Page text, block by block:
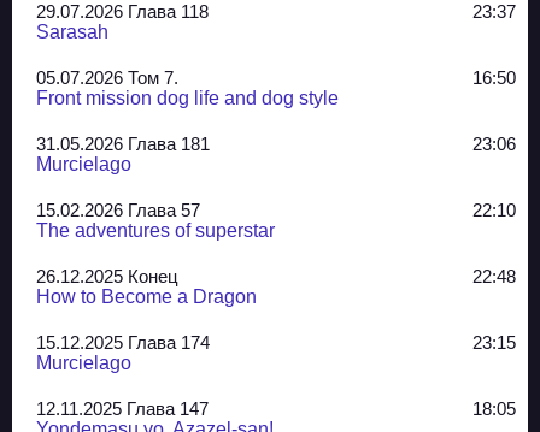
29.07.2026 Глава 118
23:37
Sarasah
05.07.2026 Том 7.
16:50
Front mission dog life and dog style
31.05.2026 Глава 181
23:06
Murcielago
15.02.2026 Глава 57
22:10
The adventures of superstar
26.12.2025 Конец
22:48
How to Become a Dragon
15.12.2025 Глава 174
23:15
Murcielago
12.11.2025 Глава 147
18:05